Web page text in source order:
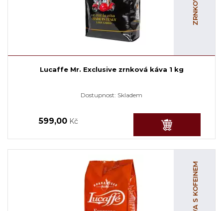
Lucaffe Mr. Exclusive zrnková káva 1 kg
Dostupnost: Skladem
599,00 Kč